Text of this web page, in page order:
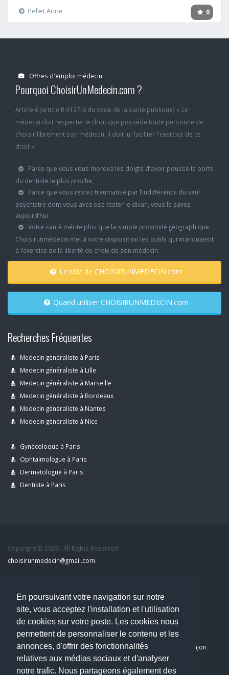
En poursuivant votre navigation sur notre
site, vous acceptez l'installation et l'utilisation
de cookies sur votre poste. Les cookies nous
permettent de personnaliser le contenu et les
annonces, d'offrir des fonctionnalités
relatives aux médias sociaux et d'analyser
notre trafic. Nous partageons également des
0
Pellet Anne
Offres d'emploi médecin
Pourquoi ChoisirUnMedecin.com ?
Article 6 (article R.4127-6 du code de la santé publique) « Le
médecin doit respecter le droit que possède toute personne de
choisir librement son médecin. Il doit lui faciliter l'exercice de ce
droit ».
Parce que vous vous mordez les doigts d’avoir poussé la porte
du dentiste le plus proche,
Parce que vous restez traumatisé par l’indifférence du seul
psychiatre dont vous avez osé tester le divan, vous le savez
aujourd’hui :
Votre santé mérite plus que la simple proximité géographique.
Choisirunmédecin met à votre disposition les outils qui manquaient
à l’exercice de la liberté de choix de son médecin.
Le rôle de CHOISIRUNMEDECIN.com
Quand utiliser CHOISIRUNMEDECIN.com
Recherches Fréquentes
Medecin généraliste à Paris
Medecin généraliste à Lille
Medecin généraliste à Marseille
Medecin généraliste à Bordeaux
Medecin généraliste à Nantes
Medecin généraliste à Nice
Gynécoloque à Paris
Ophtalmologue à Paris
Dermatologue à Paris
Dentiste à Paris
Copyright © 2026 . All Rights Reserved.
choisirunmedecin@gmail.com
Accueil
Blog
Mon compte
Dernier avis : PASCAL DELCAMPE, Chirurgien maxillo-faciale à Arpajon
Mentions légales
Politique de confidentialité